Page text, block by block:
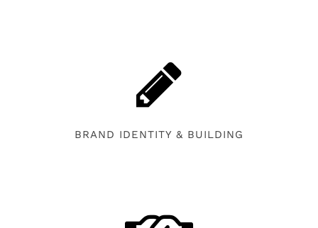
BRAND IDENTITY & BUILDING